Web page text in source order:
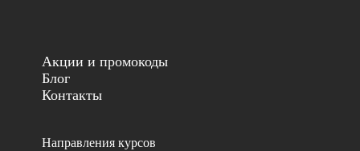
Акции и промокоды
Блог
Контакты
Направления курсов